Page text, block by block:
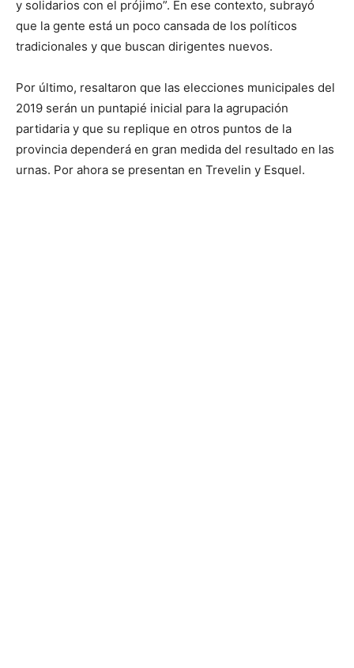
y solidarios con el prójimo”. En ese contexto, subrayó
que la gente está un poco cansada de los políticos
tradicionales y que buscan dirigentes nuevos.
Por último, resaltaron que las elecciones municipales del
2019 serán un puntapié inicial para la agrupación
partidaria y que su replique en otros puntos de la
provincia dependerá en gran medida del resultado en las
urnas. Por ahora se presentan en Trevelin y Esquel.